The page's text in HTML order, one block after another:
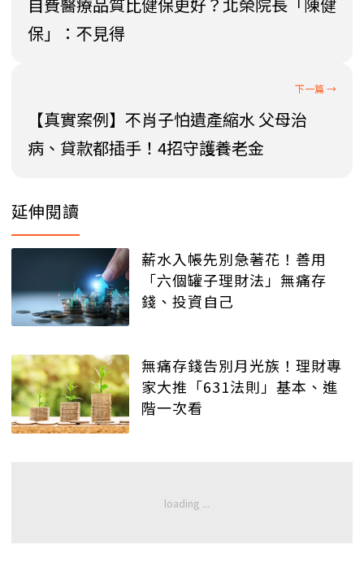
保」：不見得
【真實案例】不肖子怕遺產縮水 父母治
病、貸款都插手！4招守護養老金
延伸閱讀
薪水入帳先別急著花！善用
「六個罐子理財法」無痛存
錢、投資自己
無痛存錢告別月光族！理財專
家大推「631法則」基本、進
階一次看